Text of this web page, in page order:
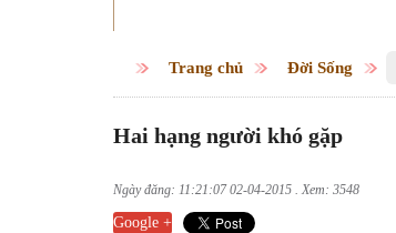
Trang chủ Đời Sống
Hai hạng người khó gặp
Ngày đăng: 11:21:07 02-04-2015 . Xem: 3548
Google +